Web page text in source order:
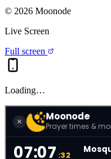
© 2026 Moonode
Live Screen
Full screen
Loading…